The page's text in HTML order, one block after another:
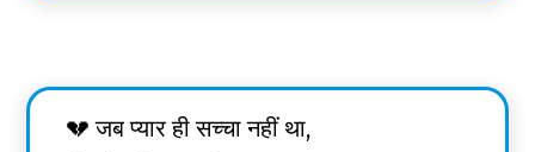
💔 जब प्यार ही सच्चा नहीं था,